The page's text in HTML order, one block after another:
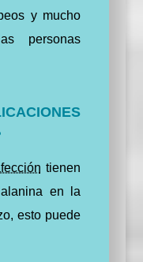
y mucho
personas
tienen
en la
esto puede